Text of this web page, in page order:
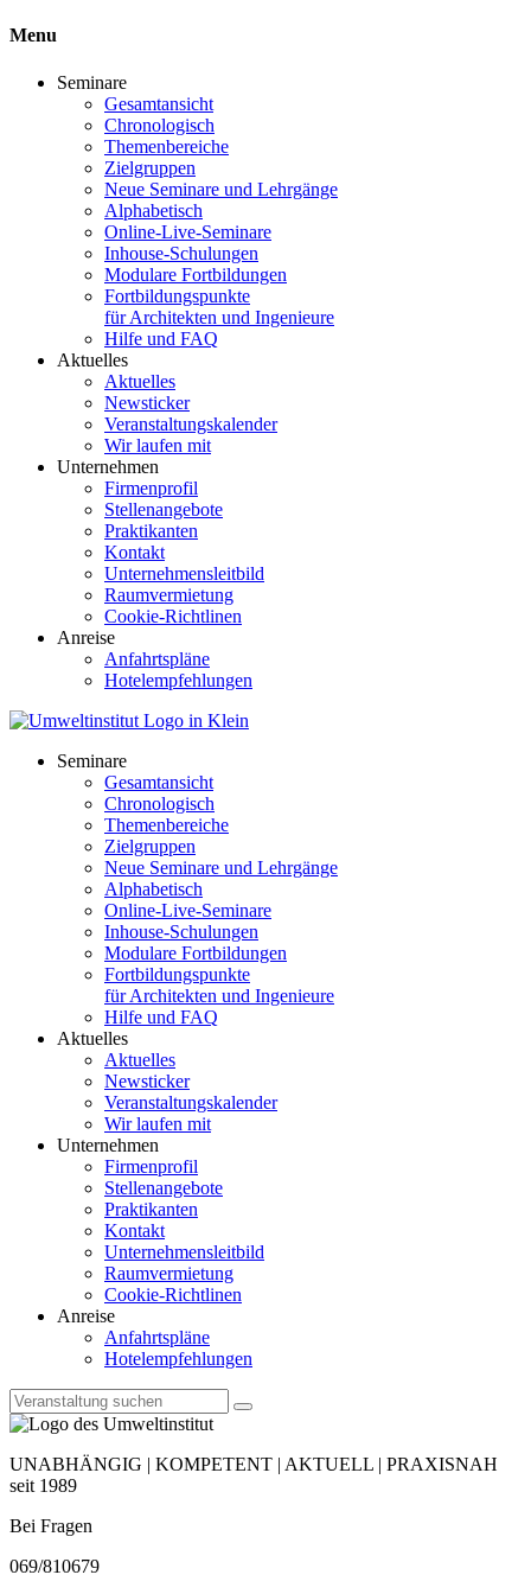
Menu
Seminare
Gesamtansicht
Chronologisch
Themenbereiche
Zielgruppen
Neue Seminare und Lehrgänge
Alphabetisch
Online-Live-Seminare
Inhouse-Schulungen
Modulare Fortbildungen
Fortbildungspunkte
für Architekten und Ingenieure
Hilfe und FAQ
Aktuelles
Aktuelles
Newsticker
Veranstaltungskalender
Wir laufen mit
Unternehmen
Firmenprofil
Stellenangebote
Praktikanten
Kontakt
Unternehmensleitbild
Raumvermietung
Cookie-Richtlinen
Anreise
Anfahrtspläne
Hotelempfehlungen
Seminare
Gesamtansicht
Chronologisch
Themenbereiche
Zielgruppen
Neue Seminare und Lehrgänge
Alphabetisch
Online-Live-Seminare
Inhouse-Schulungen
Modulare Fortbildungen
Fortbildungspunkte
für Architekten und Ingenieure
Hilfe und FAQ
Aktuelles
Aktuelles
Newsticker
Veranstaltungskalender
Wir laufen mit
Unternehmen
Firmenprofil
Stellenangebote
Praktikanten
Kontakt
Unternehmensleitbild
Raumvermietung
Cookie-Richtlinen
Anreise
Anfahrtspläne
Hotelempfehlungen
UNABHÄNGIG | KOMPETENT | AKTUELL | PRAXISNAH
seit 1989
Bei Fragen
069/810679